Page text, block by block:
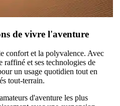
de vivre l'aventure
confort et la polyvalence. Avec
raffiné et ses technologies de
un usage quotidien tout en
tout-terrain.
d'aventure les plus